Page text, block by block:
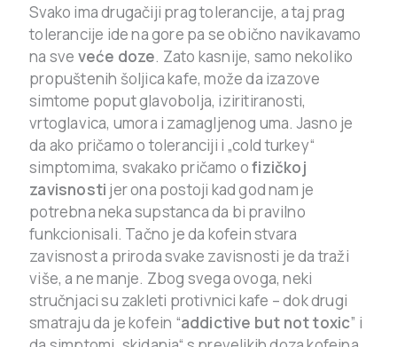
Svako ima drugačiji prag tolerancije, a taj prag
tolerancije ide na gore pa se obično navikavamo
na sve veće doze. Zato kasnije, samo nekoliko
propuštenih šoljica kafe, može da izazove
simtome poput glavobolja, iziritiranosti,
vrtoglavica, umora i zamagljenog uma. Jasno je
da ako pričamo o toleranciji i „cold turkey“
simptomima, svakako pričamo ofizičkoj
zavisnosti jer ona postoji kad god nam je
potrebna neka supstanca da bi pravilno
funkcionisali. Tačno je da kofein stvara
zavisnost a priroda svake zavisnosti je da traži
više, a ne manje. Zbog svega ovoga, neki
stručnjaci su zakleti protivnici kafe – dok drugi
smatraju da je kofein “addictive but not toxic” i